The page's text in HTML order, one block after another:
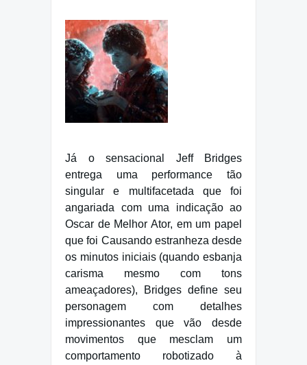
Já o sensacional Jeff Bridges
entrega uma performance tão
singular e multifacetada que foi
angariada com uma indicação ao
Oscar de Melhor Ator, em um papel
que foi Causando estranheza desde
os minutos iniciais (quando esbanja
carisma mesmo com tons
ameaçadores), Bridges define seu
personagem com detalhes
impressionantes que vão desde
movimentos que mesclam um
comportamento robotizado à